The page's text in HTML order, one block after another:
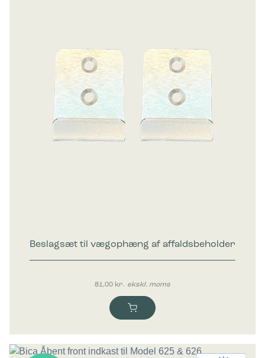
Beslagsæt til vægophæng af affaldsbeholder
81,00 kr. ekskl. moms